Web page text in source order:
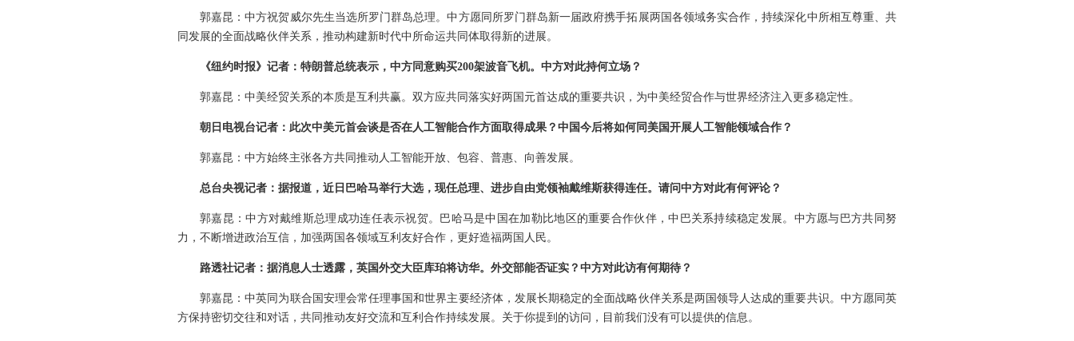
郭嘉昆：中方祝贺威尔先生当选所罗门群岛总理。中方愿同所罗门群岛新一届政府携手拓展两国各领域务实合作，持续深化中所相互尊重、共
同发展的全面战略伙伴关系，推动构建新时代中所命运共同体取得新的进展。
《纽约时报》记者：特朗普总统表示，中方同意购买200架波音飞机。中方对此持何立场？
郭嘉昆：中美经贸关系的本质是互利共赢。双方应共同落实好两国元首达成的重要共识，为中美经贸合作与世界经济注入更多稳定性。
朝日电视台记者：此次中美元首会谈是否在人工智能合作方面取得成果？中国今后将如何同美国开展人工智能领域合作？
郭嘉昆：中方始终主张各方共同推动人工智能开放、包容、普惠、向善发展。
总台央视记者：据报道，近日巴哈马举行大选，现任总理、进步自由党领袖戴维斯获得连任。请问中方对此有何评论？
郭嘉昆：中方对戴维斯总理成功连任表示祝贺。巴哈马是中国在加勒比地区的重要合作伙伴，中巴关系持续稳定发展。中方愿与巴方共同努
力，不断增进政治互信，加强两国各领域互利友好合作，更好造福两国人民。
路透社记者：据消息人士透露，英国外交大臣库珀将访华。外交部能否证实？中方对此访有何期待？
郭嘉昆：中英同为联合国安理会常任理事国和世界主要经济体，发展长期稳定的全面战略伙伴关系是两国领导人达成的重要共识。中方愿同英
方保持密切交往和对话，共同推动友好交流和互利合作持续发展。关于你提到的访问，目前我们没有可以提供的信息。